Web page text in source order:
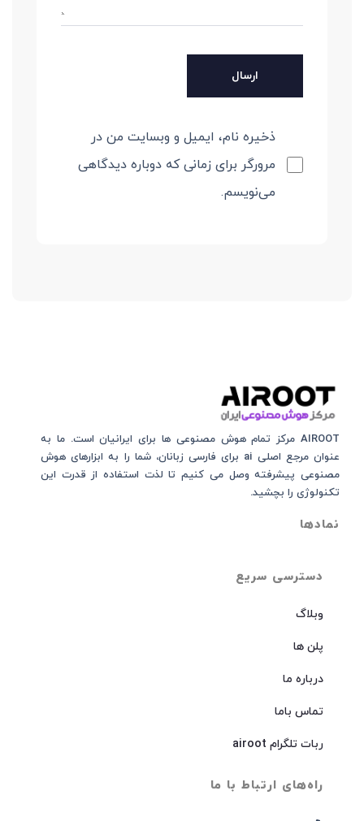
ذخیره نام، ایمیل و وبسایت من در
مرورگر برای زمانی که دوباره دیدگاهی
می‌نویسم.
دسترسی سریع
وبلاگ
پلن ها
درباره ما
تماس باما
ربات تلگرام airoot
راه‌های ارتباط با ما
AIROOT مرکز تمام هوش مصنوعی‌‌‌ ها برای ایرانیان است. ما به
عنوان مرجع اصلی ai برای فارسی زبانان، شما را به ابزارهای هوش
مصنوعی پیشرفته وصل می کنیم تا لذت استفاده از قدرت این
تکنولوژی را بچشید.
نمادها